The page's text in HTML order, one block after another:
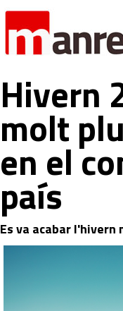
Hivern
molt
en el
país
Es va acabar